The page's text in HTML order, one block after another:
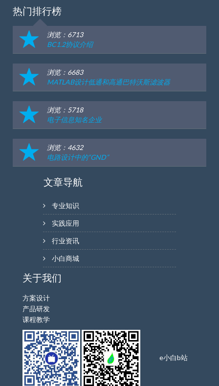
热门排行榜
浏览：6713
BC1.2协议介绍
浏览：6683
MATLAB设计低通和高通巴特沃斯滤波器
浏览：5718
电子信息知名企业
浏览：4632
电路设计中的“GND”
文章导航
专业知识
实践应用
行业资讯
小白商城
关于我们
方案设计
产品研发
课程教学
e小白b站